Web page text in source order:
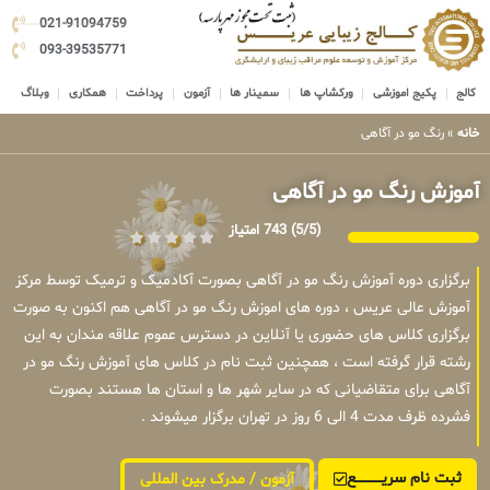
021-91094759
093-39535771
کالج پکیج اموزشی ورکشاپ ها سمینار ها آزمون پرداخت همکاری وبلاگ
خانه » رنگ مو در آگاهی
آموزش رنگ مو در آگاهی
(5/5) 743 امتیاز
برگزاری دوره آموزش رنگ مو در آگاهی بصورت آکادمیک و ترمیک توسط مرکز
آموزش عالی عریس ، دوره های اموزش رنگ مو در آگاهی هم اکنون به صورت
برگزاری کلاس های حضوری یا آنلاین در دسترس عموم علاقه مندان به این
رشته قرار گرفته است ، همچنین ثبت نام در کلاس های آموزش رنگ مو در
آگاهی برای متقاضیانی که در سایر شهر ها و استان ها هستند بصورت
فشرده ظرف مدت 4 الی 6 روز در تهران برگزار میشوند .
ثبت نام سریــــــــــــع آزمون / مدرک بین المللی